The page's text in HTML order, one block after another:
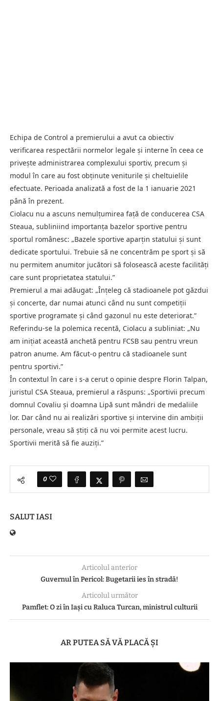
Echipa de Control a premierului a avut ca obiectiv
verificarea respectării normelor legale și interne în ceea ce
privește administrarea complexului sportiv, precum și
modul în care au fost obținute veniturile și cheltuielile
efectuate. Perioada analizată a fost de la 1 ianuarie 2021
până în prezent.
Ciolacu nu a ascuns nemulțumirea față de conducerea CSA
Steaua, subliniind importanța bazelor sportive pentru
sportul românesc: „Bazele sportive aparțin statului și sunt
dedicate sportului. Trebuie să ne concentrăm pe sport și să
nu permitem anumitor jucători să folosească aceste facilități
care sunt proprietatea statului.”
Premierul a mai adăugat: „Înțeleg că stadioanele pot găzdui
și concerte, dar numai atunci când nu sunt competiții
sportive programate și când gazonul nu este deteriorat.”
Referindu-se la polemica recentă, Ciolacu a subliniat: „Nu
am inițiat această anchetă pentru FCSB sau pentru vreun
patron anume. Am făcut-o pentru că stadioanele sunt
pentru sportivi.”
În contextul în care i s-a cerut o opinie despre Florin Talpan,
juristul CSA Steaua, premierul a răspuns: „Sportivii precum
domnul Covaliu și doamna Lipă sunt mândri de medaliile
lor. Dar când nu ai realizări sportive și intervine din ambiții
personale, vreau să știți că nu voi permite acest lucru.
Sportivii merită să fie auziți.”
0
SALUT IASI
Articolul anterior
Guvernul în Pericol: Bugetarii ies în stradă!
Articolul următor
Pamflet: O zi în Iași cu Raluca Turcan, ministrul culturii
AR PUTEA SĂ VĂ PLACĂ ȘI